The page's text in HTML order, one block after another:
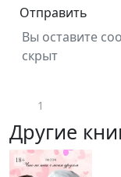
Отправить
Вы оставите
скрыт
1
Другие